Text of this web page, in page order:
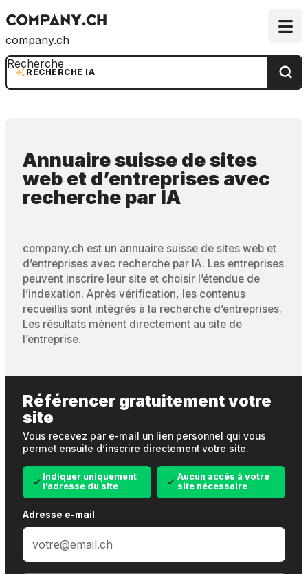
company.ch
RECHERCHE IA
Recherche
Annuaire suisse de sites
web et d’entreprises avec
recherche par IA
company.ch est un annuaire suisse de sites web et
d’entreprises avec recherche par IA. Les entreprises
peuvent inscrire leur site et choisir l’étendue de
l’indexation. Après vérification, les contenus
recueillis sont intégrés à la recherche d’entreprises.
Les résultats mènent directement au site de
l’entreprise.
Référencer gratuitement votre
site
Vous recevez par e-mail un lien personnel qui vous
permet ensuite d’inscrire directement votre site.
Indiquer uniquement
l’adresse du site
Aucun accès à votre
site nécessaire
Adresse e-mail